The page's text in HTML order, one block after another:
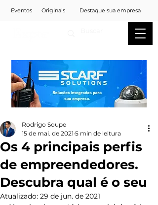
Eventos Originais Destaque sua empresa
Os 4 principais perfis
de empreendedores.
Descubra qual é o seu
Rodrigo Soupe
15 de mai. de 2021 5 min de leitura
Atualizado: 29 de jun. de 2021